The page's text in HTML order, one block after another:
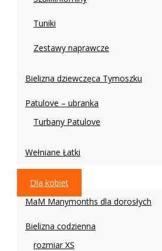
Tuniki
Zestawy naprawcze
Bielizna dziewczęca Tymoszku
Patulove – ubranka
Turbany Patulove
Wełniane Łatki
Dla kobiet
MaM Manymonths dla dorosłych
Bielizna codzienna
rozmiar XS